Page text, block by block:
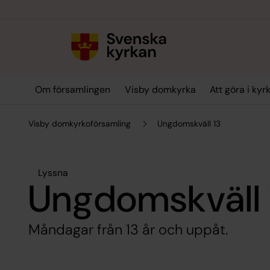
Om församlingen Visby domkyrka Att göra i
Visby domkyrkoförsamling Ungdomskväll 13
Lyssna
Ungdomskväll
Måndagar från 13 år och uppåt.